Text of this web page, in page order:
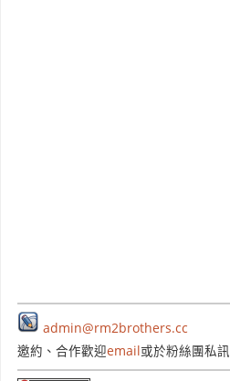
admin@rm2brothers.cc
邀約、合作歡迎email或於粉絲團私訊